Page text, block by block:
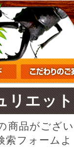
リエッ
商品がござ
索フォーム